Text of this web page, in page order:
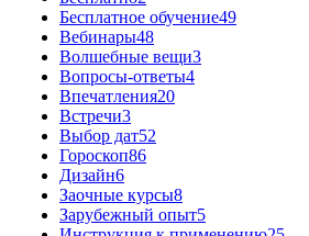
Бесплатное обучение49
Вебинары48
Волшебные вещи3
Вопросы-ответы4
Впечатления20
Встречи3
Выбор дат52
Гороскоп86
Дизайн6
Заочные курсы8
Зарубежный опыт5